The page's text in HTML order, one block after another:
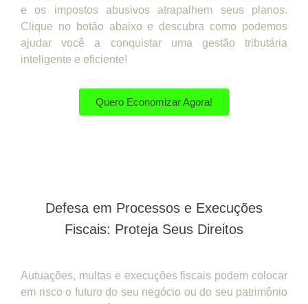
e os impostos abusivos atrapalhem seus planos.
Clique no botão abaixo e descubra como podemos
ajudar você a conquistar uma gestão tributária
inteligente e eficiente!
Quero Economizar Agora!
Defesa em Processos e Execuções
Fiscais: Proteja Seus Direitos
Autuações, multas e execuções fiscais podem colocar
em risco o futuro do seu negócio ou do seu patrimônio